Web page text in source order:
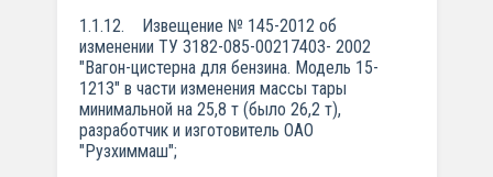
1.1.12. Извещение № 145-2012 об
изменении ТУ 3182-085-00217403- 2002
"Вагон-цистерна для бензина. Модель 15-
1213" в части изменения массы тары
минимальной на 25,8 т (было 26,2 т),
разработчик и изготовитель ОАО
"Рузхиммаш";